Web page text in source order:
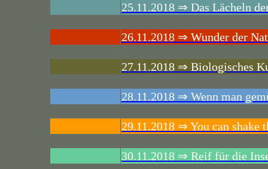
25.11.2018 ⇒ Das Lächeln
26.11.2018 ⇒ Wunder der
27.11.2018 ⇒ Biologisches
28.11.2018 ⇒ Wenn man
29.11.2018 ⇒ You can shake
30.11.2018 ⇒ Reif für die